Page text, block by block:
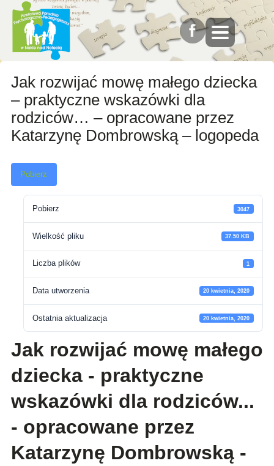
Jak rozwijać mowę małego dziecka
– praktyczne wskazówki dla
rodziców… – opracowane przez
Katarzynę Dombrowską – logopeda
Pobierz
Pobierz 3047
Wielkość pliku 37.50 KB
Liczba plików 1
Data utworzenia 20 kwietnia, 2020
Ostatnia aktualizacja 20 kwietnia, 2020
Jak rozwijać mowę małego
dziecka - praktyczne
wskazówki dla rodziców...
- opracowane przez
Katarzynę Dombrowską -